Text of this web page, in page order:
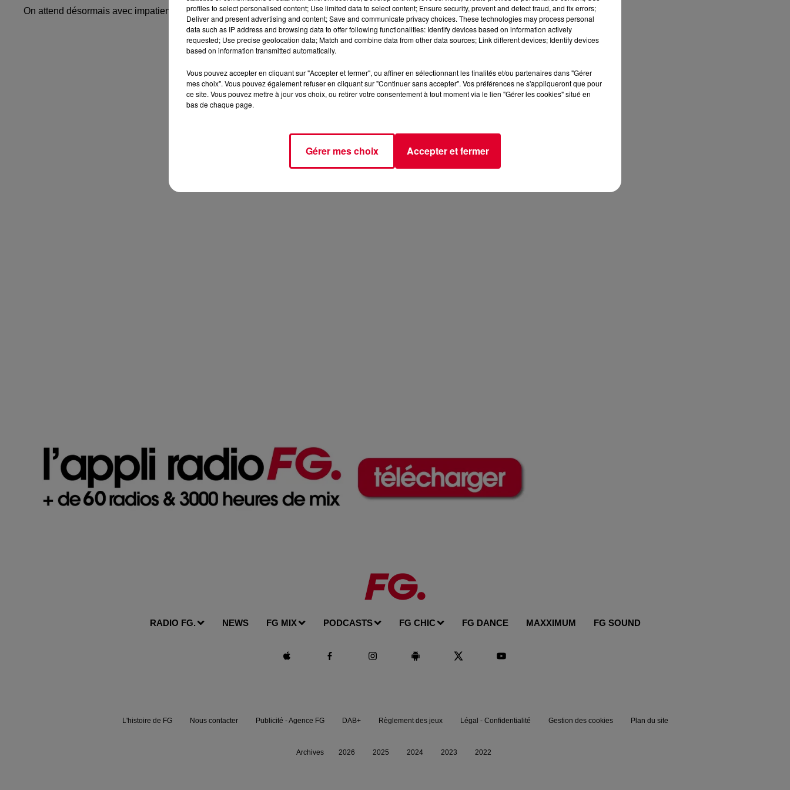
On attend désormais avec impatience ce nouveau titre de David Guetta qui devrait sortir très bientôt.
RADIO FG. NEWS FG MIX PODCASTS FG CHIC FG DANCE MAXXIMUM FG SOUND
L'histoire de FG Nous contacter Publicité - Agence FG DAB+ Règlement des jeux Légal - Confidentialité Gestion des cookies Plan du site
Archives 2026 2025 2024 2023 2022
profiles to select personalised content; Use limited data to select content; Ensure security, prevent and detect fraud, and fix errors;
Deliver and present advertising and content; Save and communicate privacy choices. These technologies may process personal
data such as IP address and browsing data to offer following functionalities: Identify devices based on information actively
requested; Use precise geolocation data; Match and combine data from other data sources; Link different devices; Identify devices
based on information transmitted automatically.
Vous pouvez accepter en cliquant sur "Accepter et fermer", ou affiner en sélectionnant les finalités et/ou partenaires dans "Gérer
mes choix". Vous pouvez également refuser en cliquant sur "Continuer sans accepter". Vos préférences ne s'appliqueront que pour
ce site. Vous pouvez mettre à jour vos choix, ou retirer votre consentement à tout moment via le lien "Gérer les cookies" situé en
bas de chaque page.
Gérer mes choix Accepter et fermer